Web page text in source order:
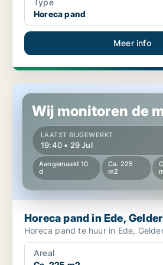
Type
Horeca pand
Meer info
Horeca pand in Ede, Gelderland
Wij monitoren de
LAATST BIJGEWERKT
19:40 • 29 Jul
Aangemaakt 10
d
Ca. 225
m2
Horeca pand in Ede,
Horeca pand te huur in Ede,
Areal